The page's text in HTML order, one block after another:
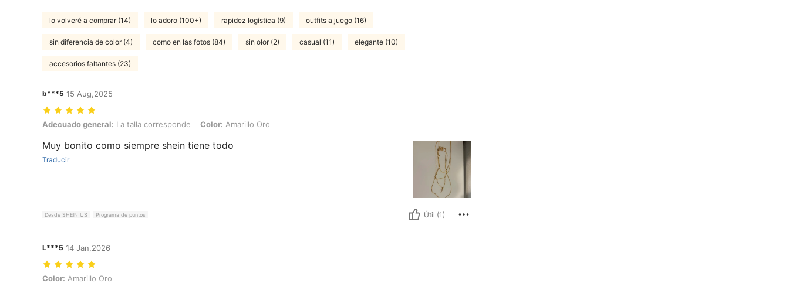
lo volveré a comprar (14) lo adoro (100+) rapidez logística (9) outfits a juego (16)
sin diferencia de color (4) como en las fotos (84) sin olor (2) casual (11) elegante (10)
accesorios faltantes (23)
b***5 15 Aug,2025
Adecuado general: La talla corresponde, Color: Amarillo Oro
Adecuado general: La talla corresponde Color: Amarillo Oro
Muy bonito como siempre shein tiene todo
Traducir
Desde SHEIN US Programa de puntos Útil (1)
L***5 14 Jan,2026
Color: Amarillo Oro
Color: Amarillo Oro